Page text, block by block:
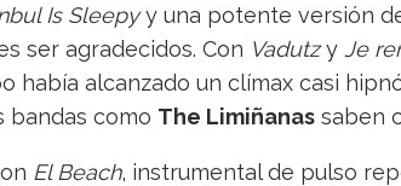
Is Sleepyy una potente versión
ser agradecidos. Con Vadutzy Je
había alcanzado un clímax casi
bandas como The Limiñanas saben
El Beach, instrumental de pulso